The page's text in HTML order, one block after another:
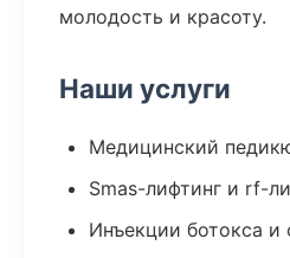
молодость и красоту.
Наши услуги
Медицинский
Smas-лифтинг и rf-
Инъекции ботокса и